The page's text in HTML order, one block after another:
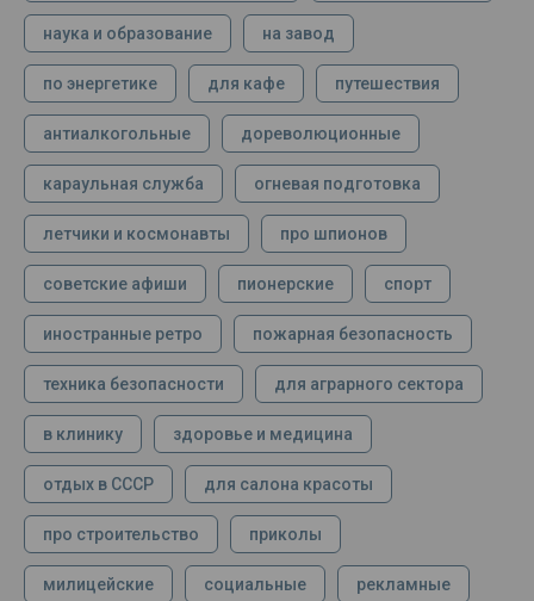
наука и образование на завод
по энергетике для кафе путешествия
антиалкогольные дореволюционные
караульная служба огневая подготовка
летчики и космонавты про шпионов
советские афиши пионерские спорт
иностранные ретро пожарная безопасность
техника безопасности для аграрного сектора
в клинику здоровье и медицина
отдых в СССР для салона красоты
про строительство приколы
милицейские социальные рекламные